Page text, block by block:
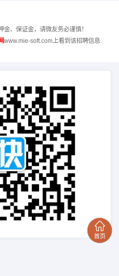
、保证金，请微友务必谨慎！
www.mie-soft.com上看到该招聘信息